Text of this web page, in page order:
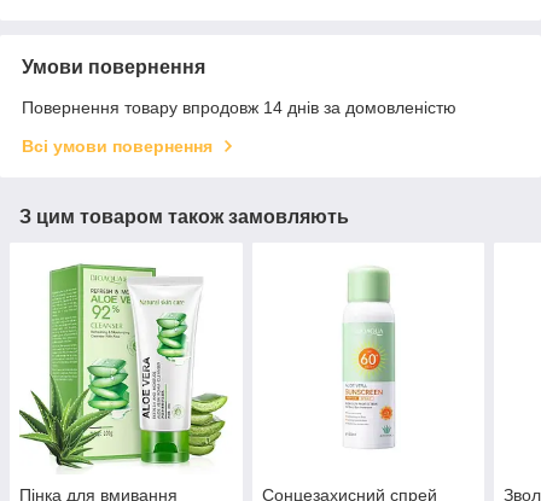
Умови повернення
Повернення товару впродовж 14 днів за домовленістю
Всі умови повернення
З цим товаром також замовляють
Пінка для вмивання
Сонцезахисний спрей